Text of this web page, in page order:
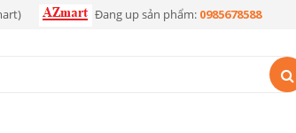
Đang up sản phẩm: 0985678588